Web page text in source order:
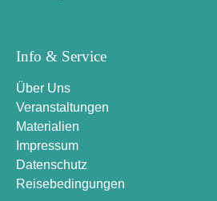
Info & Service
Über Uns
Veranstaltungen
Materialien
Impressum
Datenschutz
Reisebedingungen